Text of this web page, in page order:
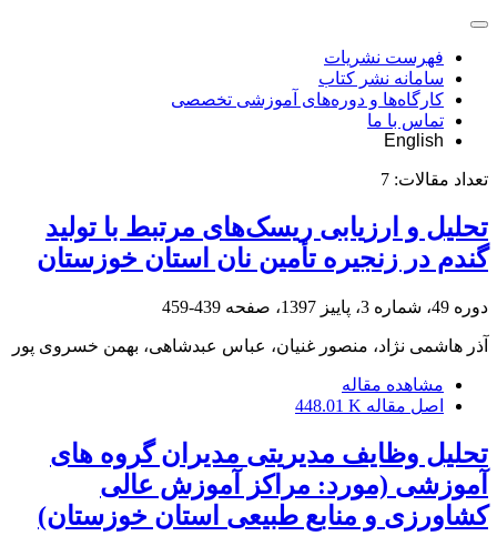
فهرست نشریات
سامانه نشر کتاب
کارگاه‌ها و دوره‌های آموزشی تخصصی
تماس با ما
English
تعداد مقالات: 7
تحلیل و ارزیابی ریسک‌های مرتبط با تولید
گندم در زنجیره تأمین نان استان خوزستان
دوره 49، شماره 3، پاییز 1397، صفحه 439-459
آذر هاشمی نژاد، منصور غنیان، عباس عبدشاهی، بهمن خسروی پور
مشاهده مقاله
اصل مقاله 448.01 K
تحلیل وظایف مدیریتی مدیران گروه های
آموزشی (مورد: مراکز آموزش عالی
کشاورزی و منابع طبیعی استان خوزستان)